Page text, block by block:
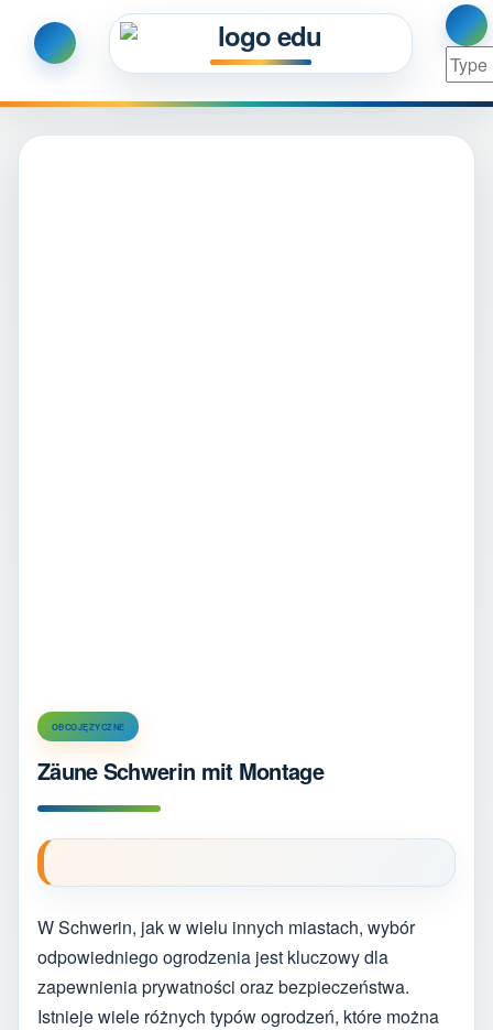
OBCOJĘZYCZNE
Zäune Schwerin mit Montage
W Schwerin, jak w wielu innych miastach, wybór
odpowiedniego ogrodzenia jest kluczowy dla
zapewnienia prywatności oraz bezpieczeństwa.
Istnieje wiele różnych typów ogrodzeń, które można